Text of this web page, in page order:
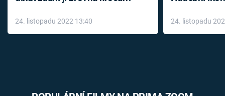
24. listopadu 2022 13:40
léky
24. listopadu